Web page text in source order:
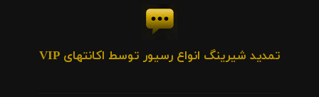
تمدید شیرینگ انواع رسیور توسط اکانتهای VIP